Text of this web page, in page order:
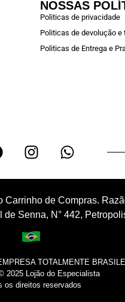
NOSSAS
Politicas de privacidade
Politicas de devolução e
Politicas de Entrega e
de Compras.
Senna, N° 442,
TOTALMENTE
2025 Lojão do Especialista
os direitos reservados